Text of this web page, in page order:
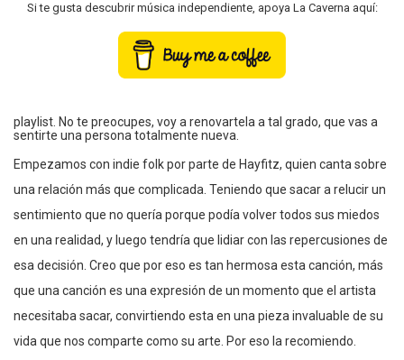
Si te gusta descubrir música independiente, apoya La Caverna aquí:
playlist. No te preocupes, voy a renovartela a tal grado, que vas a
sentirte una persona totalmente nueva.
Empezamos con indie folk por parte de Hayfitz, quien canta sobre
una relación más que complicada. Teniendo que sacar a relucir un
sentimiento que no quería porque podía volver todos sus miedos
en una realidad, y luego tendría que lidiar con las repercusiones de
esa decisión. Creo que por eso es tan hermosa esta canción, más
que una canción es una expresión de un momento que el artista
necesitaba sacar, convirtiendo esta en una pieza invaluable de su
vida que nos comparte como su arte. Por eso la recomiendo.